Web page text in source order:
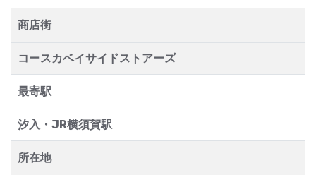
商店街
コースカベイサイドストアーズ
最寄駅
汐入・JR横須賀駅
所在地